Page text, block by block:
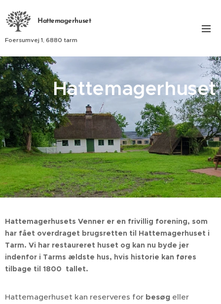
Hattemagerhuset
Foersumvej 1, 6880 tarm
Hattemagerhuset
Hattemagerhusets Venner er en frivillig forening, som
har fået overdraget brugsretten til Hattemagerhuset i
Tarm. Vi har restaureret huset og kan nu byde jer
indenfor i Tarms ældste hus, hvis historie kan føres
tilbage til 1800 tallet.
Hattemagerhuset kan reserveres for besøg eller